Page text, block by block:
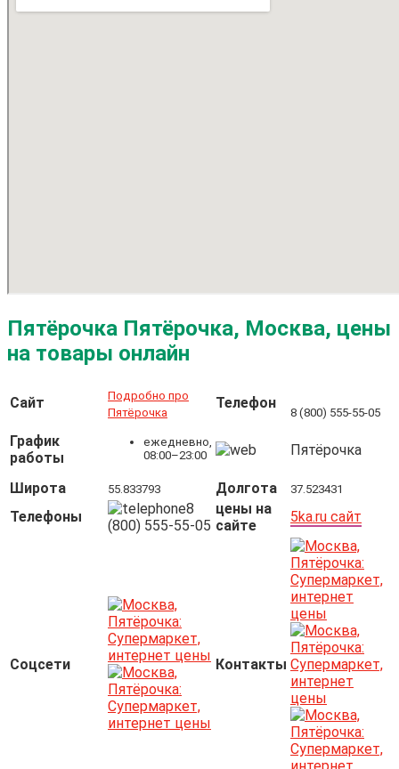
Пятёрочка Пятёрочка, Москва, цены
на товары онлайн
Сайт
Подробно про
Пятёрочка
Телефон
8 (800) 555-55-05
График
работы
ежедневно,
08:00–23:00
Пятёрочка
Широта 55.833793 Долгота 37.523431
Телефоны
8
(800) 555-55-05
цены на
сайте
5ka.ru сайт
Соцсети Контакты